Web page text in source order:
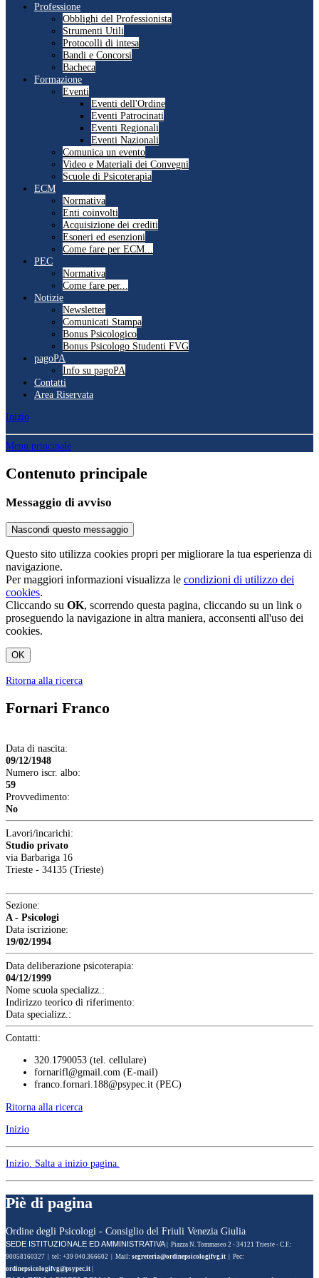
Professione
Obblighi del Professionista
Strumenti Utili
Protocolli di intesa
Bandi e Concorsi
Bacheca
Formazione
Eventi
Eventi dell'Ordine
Eventi Patrocinati
Eventi Regionali
Eventi Nazionali
Comunica un evento
Video e Materiali dei Convegni
Scuole di Psicoterapia
ECM
Normativa
Enti coinvolti
Acquisizione dei crediti
Esoneri ed esenzioni
Come fare per ECM...
PEC
Normativa
Come fare per...
Notizie
Newsletter
Comunicati Stampa
Bonus Psicologico
Bonus Psicologo Studenti FVG
pagoPA
Info su pagoPA
Contatti
Area Riservata
Inizio
Menu principale
Contenuto principale
Messaggio di avviso
Nascondi questo messaggio
Questo sito utilizza cookies propri per migliorare la tua esperienza di
navigazione.
Per maggiori informazioni visualizza le condizioni di utilizzo dei
cookies.
Cliccando su OK, scorrendo questa pagina, cliccando su un link o
proseguendo la navigazione in altra maniera, acconsenti all'uso dei
cookies.
OK
Ritorna alla ricerca
Fornari Franco
Data di nascita:
09/12/1948
Numero iscr. albo:
59
Provvedimento:
No
Lavori/incarichi:
Studio privato
via Barbariga 16
Trieste - 34135 (Trieste)
Sezione:
A - Psicologi
Data iscrizione:
19/02/1994
Data deliberazione psicoterapia:
04/12/1999
Nome scuola specializz.:
Indirizzo teorico di riferimento:
Data specializz.:
Contatti:
320.1790053 (tel. cellulare)
fornarifl@gmail.com (E-mail)
franco.fornari.188@psypec.it (PEC)
Ritorna alla ricerca
Inizio
Inizio. Salta a inizio pagina.
Piè di pagina
Ordine degli Psicologi - Consiglio del Friuli Venezia Giulia
SEDE ISTITUZIONALE ED AMMINISTRATIVA
| Piazza N. Tommaseo 2 - 34121 Trieste - C.F.:
90058160327 | tel: +39 040.366602 | Mail: segreteria@ordinepsicologifvg.it | Pec:
ordinepsicologifvg@psypec.it